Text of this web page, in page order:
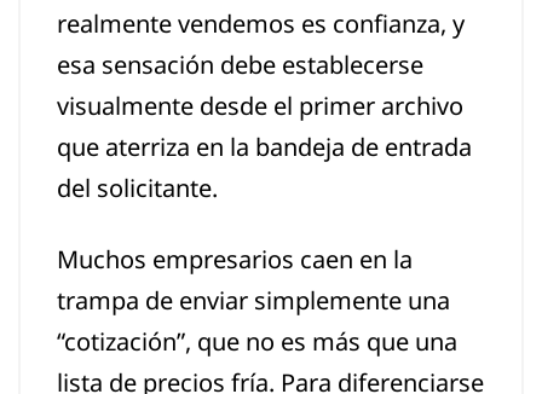
realmente vendemos es confianza, y
esa sensación debe establecerse
visualmente desde el primer archivo
que aterriza en la bandeja de entrada
del solicitante.
Muchos empresarios caen en la
trampa de enviar simplemente una
“cotización”, que no es más que una
lista de precios fría. Para diferenciarse